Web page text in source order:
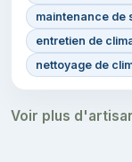
maintenance de
entretien de
nettoyage de
Voir plus